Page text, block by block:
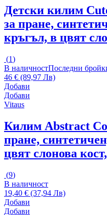
Детски килим
за пране,
кръгъл, в цвят
(1)
В наличностПоследни
46 € (89,97 Лв)
Добави
Добави
Vitaus
Килим Abstract
пране,
цвят слонова
(9)
В наличност
19,40 € (37,94 Лв)
Добави
Добави